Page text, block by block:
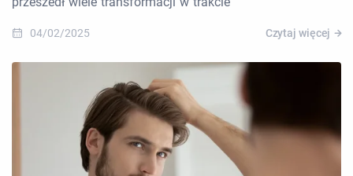
04/02/2025 Czytaj więcej